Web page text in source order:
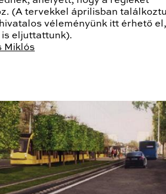
(A tervekkel áprilisban
véleményünk itt érhető el,
eljuttattunk).
Miklós